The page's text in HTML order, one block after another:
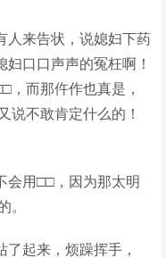
人来告状，说媳妇下药
口口声声的冤枉啊！
，而那仵作也真是，
说不敢肯定什么的！
会用□□，因为那太明
。
起来，烦躁挥手，